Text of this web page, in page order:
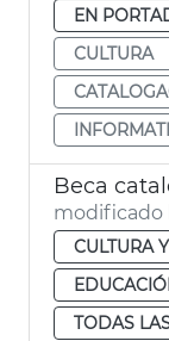
EN
CULTURA
Beca
modificado
CULTURA
TODAS